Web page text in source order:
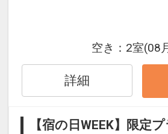
◆オーシャンビュールー
ーキッド】◆
オーシャンビューのバル
壮大な景色を眺めながら
ください。
空き： 2室(08
詳細
【宿の日WEEK】限定